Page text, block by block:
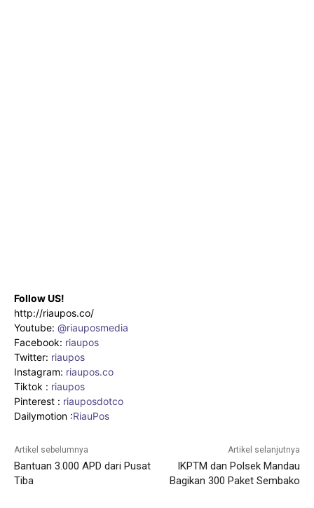
Follow US!
http://riaupos.co/
Youtube: @riauposmedia
Facebook: riaupos
Twitter: riaupos
Instagram: riaupos.co
Tiktok : riaupos
Pinterest : riauposdotco
Dailymotion :RiauPos
Artikel sebelumnya
Bantuan 3.000 APD dari Pusat
Tiba
Artikel selanjutnya
IKPTM dan Polsek Mandau
Bagikan 300 Paket Sembako